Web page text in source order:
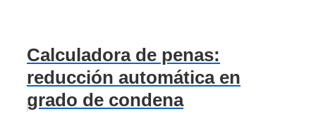
Calculadora de penas:
reducción automática en
grado de condena